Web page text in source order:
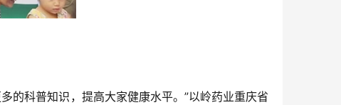
的科普知识，提高大家健康水平。”以岭药业重庆省